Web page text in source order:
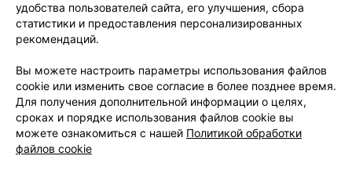
Размещение рекламы
Медицинский маркетинг
Публичный договор
Доставка
Способы оплаты
Вакансии
Партнеры
Написать руководителю 103.by
Написать в поддержку
Персональные настройки Cookie
удобства пользователей сайта, его улучшения, сбора
статистики и предоставления персонализированных
рекомендаций.
Вы можете настроить параметры использования файлов
cookie или изменить свое согласие в более позднее время.
Для получения дополнительной информации о целях,
сроках и порядке использования файлов cookie вы
можете ознакомиться с нашей Политикой обработки
файлов cookie